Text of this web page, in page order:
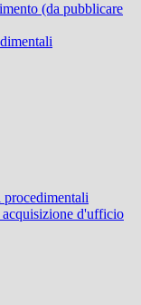
(da pubblicare
d'ufficio